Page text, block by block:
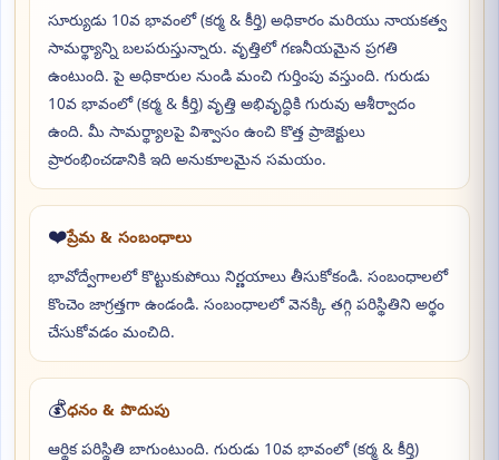
సూర్యుడు 10వ భావంలో (కర్మ & కీర్తి) అధికారం మరియు నాయకత్వ
సామర్థ్యాన్ని బలపరుస్తున్నారు. వృత్తిలో గణనీయమైన ప్రగతి
ఉంటుంది. పై అధికారుల నుండి మంచి గుర్తింపు వస్తుంది. గురుడు
10వ భావంలో (కర్మ & కీర్తి) వృత్తి అభివృద్ధికి గురువు ఆశీర్వాదం
ఉంది. మీ సామర్థ్యాలపై విశ్వాసం ఉంచి కొత్త ప్రాజెక్టులు
ప్రారంభించడానికి ఇది అనుకూలమైన సమయం.
❤️ప్రేమ & సంబంధాలు
భావోద్వేగాలలో కొట్టుకుపోయి నిర్ణయాలు తీసుకోకండి. సంబంధాలలో
కొంచెం జాగ్రత్తగా ఉండండి. సంబంధాలలో వెనక్కి తగ్గి పరిస్థితిని అర్థం
చేసుకోవడం మంచిది.
💰ధనం & పొదుపు
ఆర్థిక పరిస్థితి బాగుంటుంది. గురుడు 10వ భావంలో (కర్మ & కీర్తి)